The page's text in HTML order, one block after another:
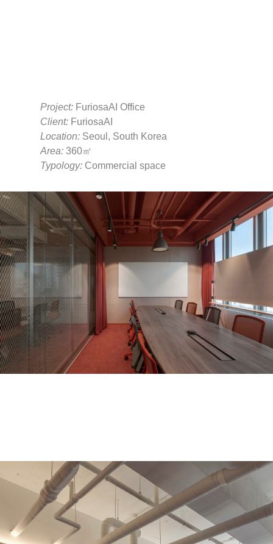
Project: ​FuriosaAI Office
Client: FuriosaAI
Location: Seoul, South Korea
Area: 360㎡
Typology: Commercial space